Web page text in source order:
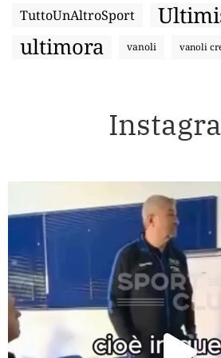
TuttoUnAltroSport
ultimora vanoli vanoli